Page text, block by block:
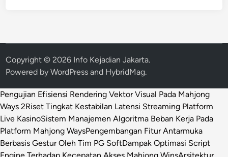
Copyright © 2026 Info Kejadian Jakarta.
Powered byWordPress and HybridMag.
Pengujian Efisiensi Rendering Vektor Visual Pada Mahjong
Ways 2Riset Tingkat Kestabilan Latensi Streaming Platform
Live KasinoSistem Manajemen Algoritma Beban Kerja Pada
Platform Mahjong WaysPengembangan Fitur Antarmuka
Berbasis Gestur Oleh Tim PG SoftDampak Optimasi Script